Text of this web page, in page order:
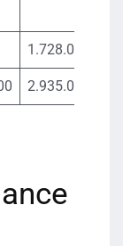
1.728.000
2.935.000